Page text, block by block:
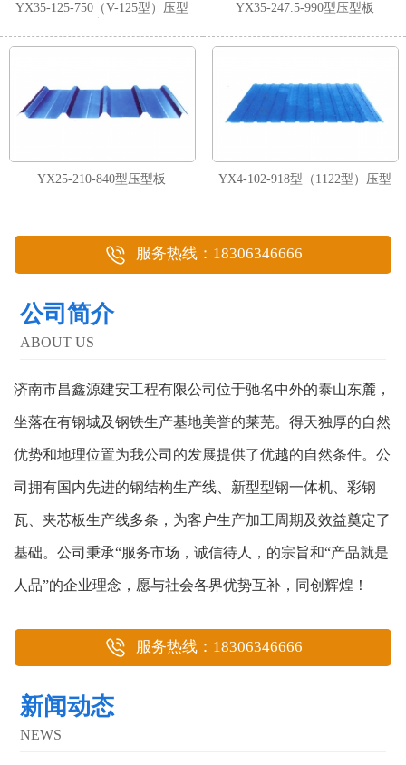
YX35-125-750（V-125型）压型
YX35-247.5-990型压型板
YX25-210-840型压型板
YX4-102-918型（1122型）压型
服务热线：18306346666
公司简介
ABOUT US
济南市昌鑫源建安工程有限公司位于驰名中外的泰山东麓，
坐落在有钢城及钢铁生产基地美誉的莱芜。得天独厚的自然
优势和地理位置为我公司的发展提供了优越的自然条件。公
司拥有国内先进的钢结构生产线、新型型钢一体机、彩钢
瓦、夹芯板生产线多条，为客户生产加工周期及效益奠定了
基础。公司秉承“服务市场，诚信待人，的宗旨和“产品就是
人品”的企业理念，愿与社会各界优势互补，同创辉煌！
服务热线：18306346666
新闻动态
NEWS